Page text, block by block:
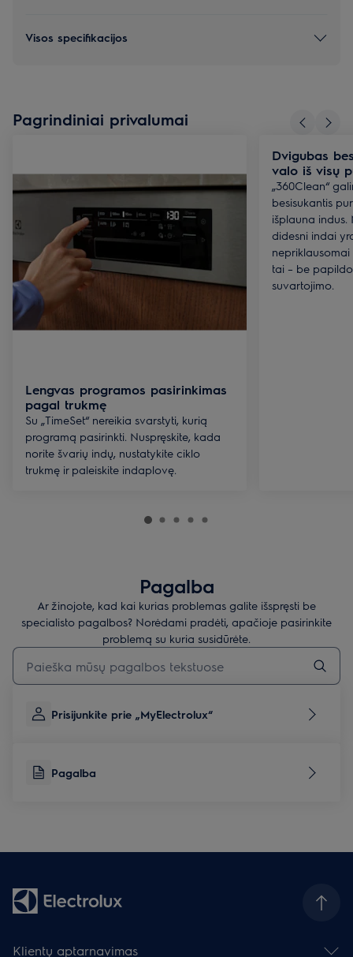
Visos specifikacijos
Pagrindiniai privalumai
Lengvas programos pasirinkimas
pagal trukmę
Su „TimeSet“ nereikia svarstyti, kurią
programą pasirinkti. Nuspręskite, kada
norite švarių indų, nustatykite ciklo
trukmę ir paleiskite indaplovę.
Dvigubas
valo iš visų
„360Clean“
besisukantis
išplauna indus.
didesni indai
tai – be
suvartojimo.
Pagalba
Ar žinojote, kad kai kurias problemas galite išspręsti be
specialisto pagalbos? Norėdami pradėti, apačioje pasirinkite
problemą su kuria susidūrėte.
Įveskite tekstą, jei norite ieškoti pagalbinių straipsnių
Prisijunkite prie „MyElectrolux“
Pagalba
Klientų aptarnavimas